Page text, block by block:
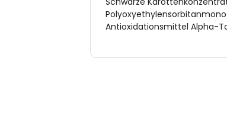
Antioxidationsmittel Alpha-